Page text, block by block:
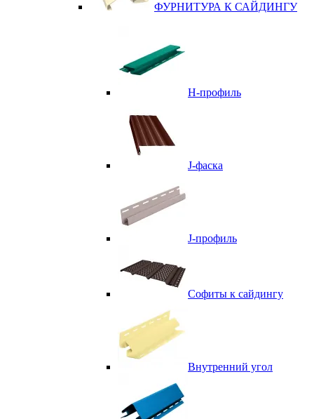
ФУРНИТУРА К САЙДИНГУ
Н-профиль
J-фаска
J-профиль
Софиты к сайдингу
Внутренний угол